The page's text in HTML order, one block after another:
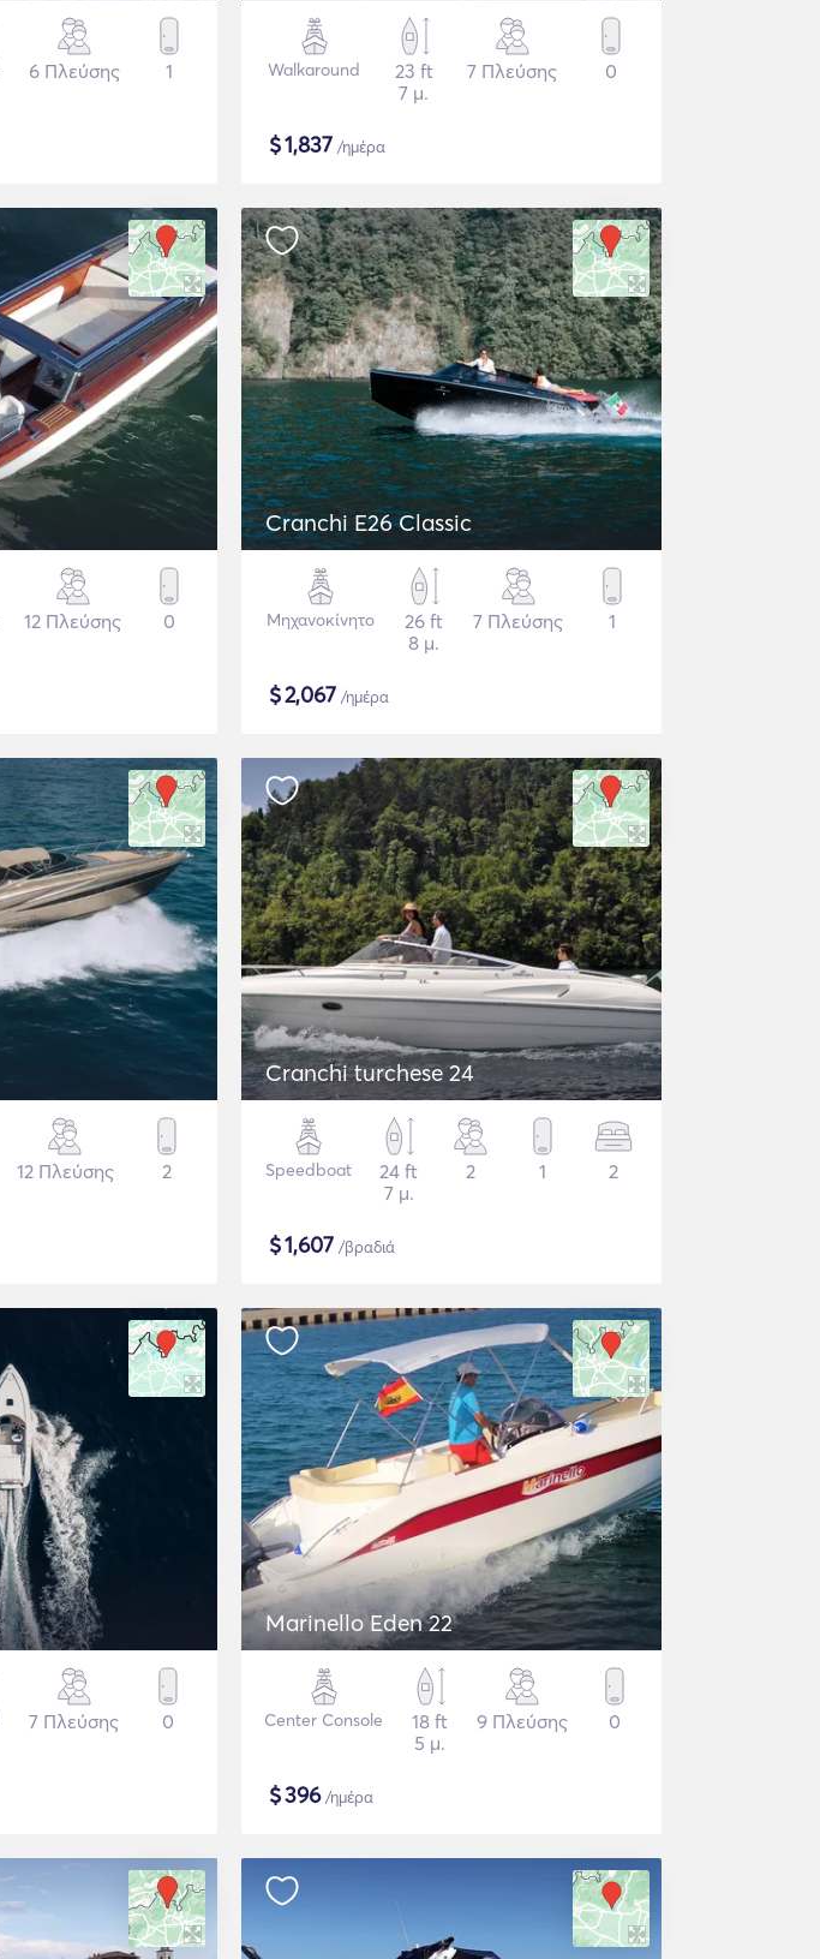
6 Πλεύσης 1 Walkaround
23 ft
7 μ.
7 Πλεύσης 0
$1,837 /ημέρα
12 Πλεύσης 0
Cranchi E26 Classic
Μηχανοκίνητο
26 ft
8 μ.
7 Πλεύσης 1
$2,067 /ημέρα
12 Πλεύσης 2
Cranchi turchese 24
Speedboat
24 ft
7 μ.
2 1 2
$1,607 /βραδιά
7 Πλεύσης 0
Marinello Eden 22
Center Console
18 ft
5 μ.
9 Πλεύσης 0
$396/ημέρα